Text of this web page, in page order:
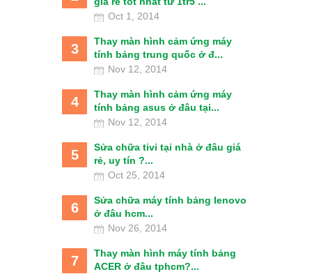
Oct 1, 2014
3
Thay màn hình cảm ứng máy
tính bảng trung quốc ở đ...
Nov 12, 2014
4
Thay màn hình cảm ứng máy
tính bảng asus ở đâu tại...
Nov 12, 2014
5
Sửa chữa tivi tại nhà ở đâu giá
rẻ, uy tín ?...
Oct 25, 2014
6
Sửa chữa máy tính bảng lenovo
ở đâu hcm...
Nov 26, 2014
7
Thay màn hình máy tính bảng
ACER ở đâu tphcm?...